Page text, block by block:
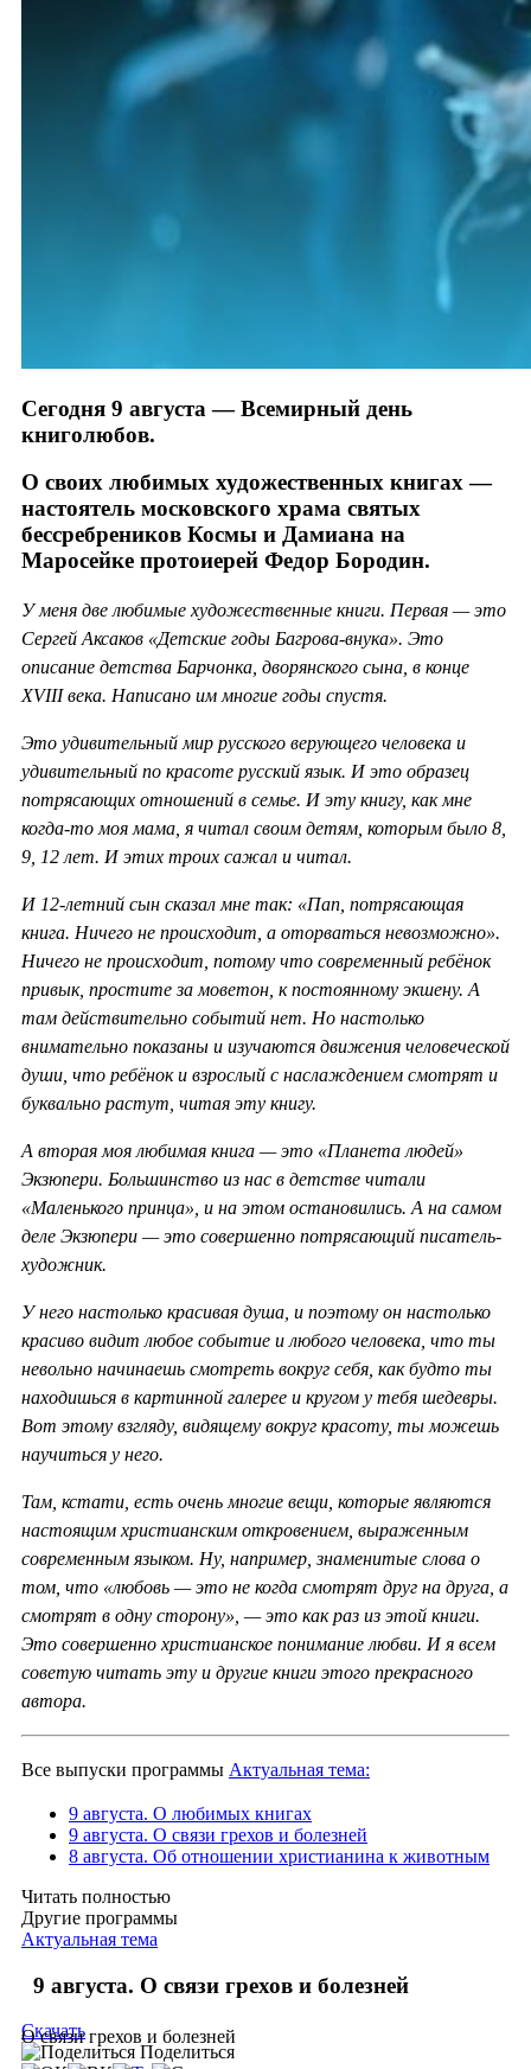
Сегодня 9 августа — Всемирный день
книголюбов.
О своих любимых художественных книгах —
настоятель московского храма святых
бессребреников Космы и Дамиана на
Маросейке протоиерей Федор Бородин.
У меня две любимые художественные книги. Первая — это
Сергей Аксаков «Детские годы Багрова-внука». Это
описание детства Барчонка, дворянского сына, в конце
XVIII века. Написано им многие годы спустя.
Это удивительный мир русского верующего человека и
удивительный по красоте русский язык. И это образец
потрясающих отношений в семье. И эту книгу, как мне
когда-то моя мама, я читал своим детям, которым было 8,
9, 12 лет. И этих троих сажал и читал.
И 12-летний сын сказал мне так: «Пап, потрясающая
книга. Ничего не происходит, а оторваться невозможно».
Ничего не происходит, потому что современный ребёнок
привык, простите за моветон, к постоянному экшену. А
там действительно событий нет. Но настолько
внимательно показаны и изучаются движения человеческой
души, что ребёнок и взрослый с наслаждением смотрят и
буквально растут, читая эту книгу.
А вторая моя любимая книга — это «Планета людей»
Экзюпери. Большинство из нас в детстве читали
«Маленького принца», и на этом остановились. А на самом
деле Экзюпери — это совершенно потрясающий писатель-
художник.
У него настолько красивая душа, и поэтому он настолько
красиво видит любое событие и любого человека, что ты
невольно начинаешь смотреть вокруг себя, как будто ты
находишься в картинной галерее и кругом у тебя шедевры.
Вот этому взгляду, видящему вокруг красоту, ты можешь
научиться у него.
Там, кстати, есть очень многие вещи, которые являются
настоящим христианским откровением, выраженным
современным языком. Ну, например, знаменитые слова о
том, что «любовь — это не когда смотрят друг на друга, а
смотрят в одну сторону», — это как раз из этой книги.
Это совершенно христианское понимание любви. И я всем
советую читать эту и другие книги этого прекрасного
автора.
Все выпуски программы Актуальная тема:
9 августа. О любимых книгах
9 августа. О связи грехов и болезней
8 августа. Об отношении христианина к животным
Читать полностью
Другие программы
Актуальная тема
9 августа. О связи грехов и болезней
О связи грехов и болезней
Скачать
Поделиться